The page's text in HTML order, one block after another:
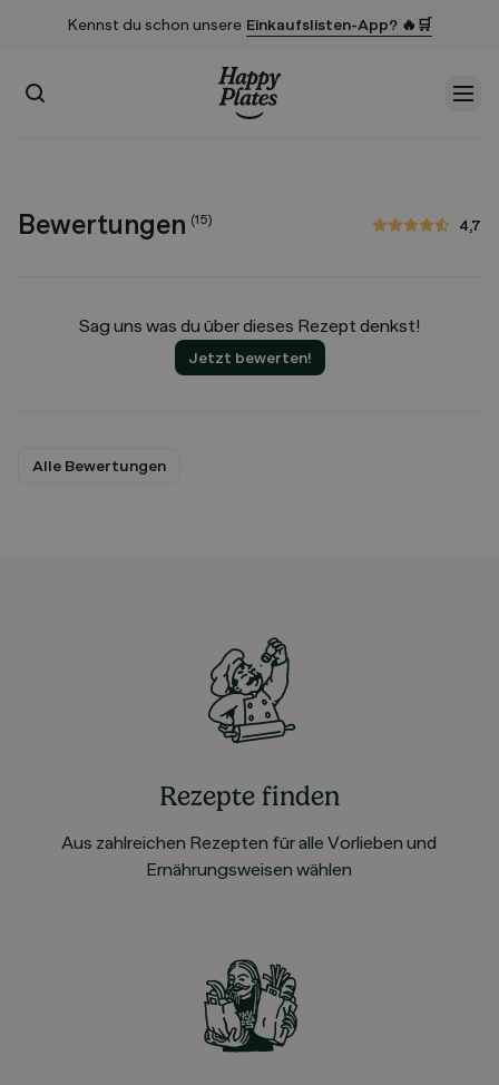
Kennst du schon unsere Einkaufslisten-App? 🔥🛒
Suchen
Bewertungen (15) 4,7
4,7 von 5 Sternen
Sag uns was du über dieses Rezept denkst!
Jetzt bewerten!
Alle Bewertungen
Rezepte finden
Aus zahlreichen Rezepten für alle Vorlieben und
Ernährungsweisen wählen